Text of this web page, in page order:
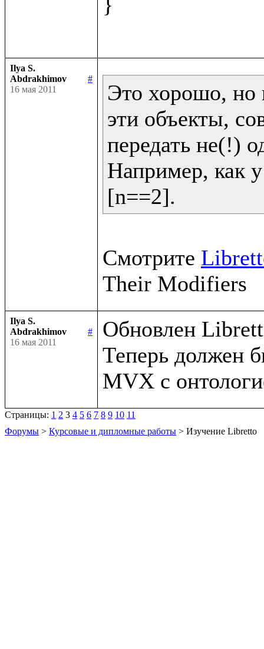
Ilya S.
Abdrakhimov
#
16 мая 2011
Это хорошо, но
эти объекты,
передать не(!)
Например, как
[n==2].
Смотрите
Ilya S.
Abdrakhimov
#
16 мая 2011
Обновлен
Теперь должен
Страницы: 1 2 3 4 5 6 7 8 9 10 11
Форумы > Курсовые и дипломные работы > Изучение Libretto